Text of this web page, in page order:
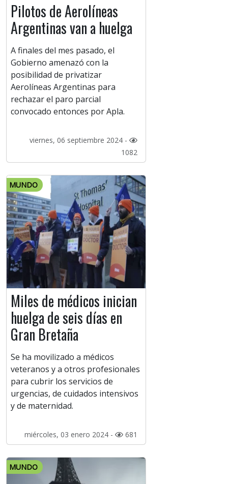
Pilotos de Aerolíneas
Argentinas van a huelga
A finales del mes pasado, el
Gobierno amenazó con la
posibilidad de privatizar
Aerolíneas Argentinas para
rechazar el paro parcial
convocado entonces por Apla.
viernes, 06 septiembre 2024 -
1082
MUNDO
Miles de médicos inician
huelga de seis días en
Gran Bretaña
Se ha movilizado a médicos
veteranos y a otros profesionales
para cubrir los servicios de
urgencias, de cuidados intensivos
y de maternidad.
miércoles, 03 enero 2024 - 681
MUNDO